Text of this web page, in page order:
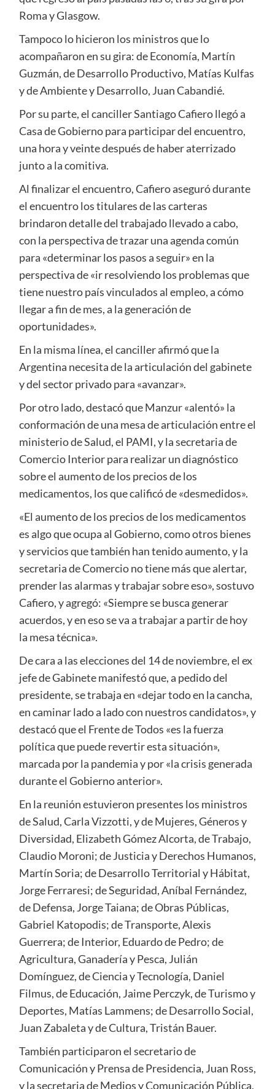
Roma y Glasgow.
Tampoco lo hicieron los ministros que lo
acompañaron en su gira: de Economía, Martín
Guzmán, de Desarrollo Productivo, Matías Kulfas
y de Ambiente y Desarrollo, Juan Cabandié.
Por su parte, el canciller Santiago Cafiero llegó a
Casa de Gobierno para participar del encuentro,
una hora y veinte después de haber aterrizado
junto a la comitiva.
Al finalizar el encuentro, Cafiero aseguró durante
el encuentro los titulares de las carteras
brindaron detalle del trabajado llevado a cabo,
con la perspectiva de trazar una agenda común
para «determinar los pasos a seguir» en la
perspectiva de «ir resolviendo los problemas que
tiene nuestro país vinculados al empleo, a cómo
llegar a fin de mes, a la generación de
oportunidades».
En la misma línea, el canciller afirmó que la
Argentina necesita de la articulación del gabinete
y del sector privado para «avanzar».
Por otro lado, destacó que Manzur «alentó» la
conformación de una mesa de articulación entre el
ministerio de Salud, el PAMI, y la secretaria de
Comercio Interior para realizar un diagnóstico
sobre el aumento de los precios de los
medicamentos, los que calificó de «desmedidos».
«El aumento de los precios de los medicamentos
es algo que ocupa al Gobierno, como otros bienes
y servicios que también han tenido aumento, y la
secretaria de Comercio no tiene más que alertar,
prender las alarmas y trabajar sobre eso», sostuvo
Cafiero, y agregó: «Siempre se busca generar
acuerdos, y en eso se va a trabajar a partir de hoy
la mesa técnica».
De cara a las elecciones del 14 de noviembre, el ex
jefe de Gabinete manifestó que, a pedido del
presidente, se trabaja en «dejar todo en la cancha,
en caminar lado a lado con nuestros candidatos», y
destacó que el Frente de Todos «es la fuerza
política que puede revertir esta situación»,
marcada por la pandemia y por «la crisis generada
durante el Gobierno anterior».
En la reunión estuvieron presentes los ministros
de Salud, Carla Vizzotti, y de Mujeres, Géneros y
Diversidad, Elizabeth Gómez Alcorta, de Trabajo,
Claudio Moroni; de Justicia y Derechos Humanos,
Martín Soria; de Desarrollo Territorial y Hábitat,
Jorge Ferraresi; de Seguridad, Aníbal Fernández,
de Defensa, Jorge Taiana; de Obras Públicas,
Gabriel Katopodis; de Transporte, Alexis
Guerrera; de Interior, Eduardo de Pedro; de
Agricultura, Ganadería y Pesca, Julián
Domínguez, de Ciencia y Tecnología, Daniel
Filmus, de Educación, Jaime Perczyk, de Turismo y
Deportes, Matías Lammens; de Desarrollo Social,
Juan Zabaleta y de Cultura, Tristán Bauer.
También participaron el secretario de
Comunicación y Prensa de Presidencia, Juan Ross,
y la secretaria de Medios y Comunicación Pública,